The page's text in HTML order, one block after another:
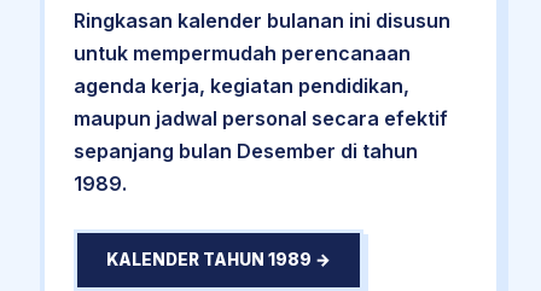
Ringkasan kalender bulanan ini disusun
untuk mempermudah perencanaan
agenda kerja, kegiatan pendidikan,
maupun jadwal personal secara efektif
sepanjang bulan Desember di tahun
1989.
KALENDER TAHUN 1989 →